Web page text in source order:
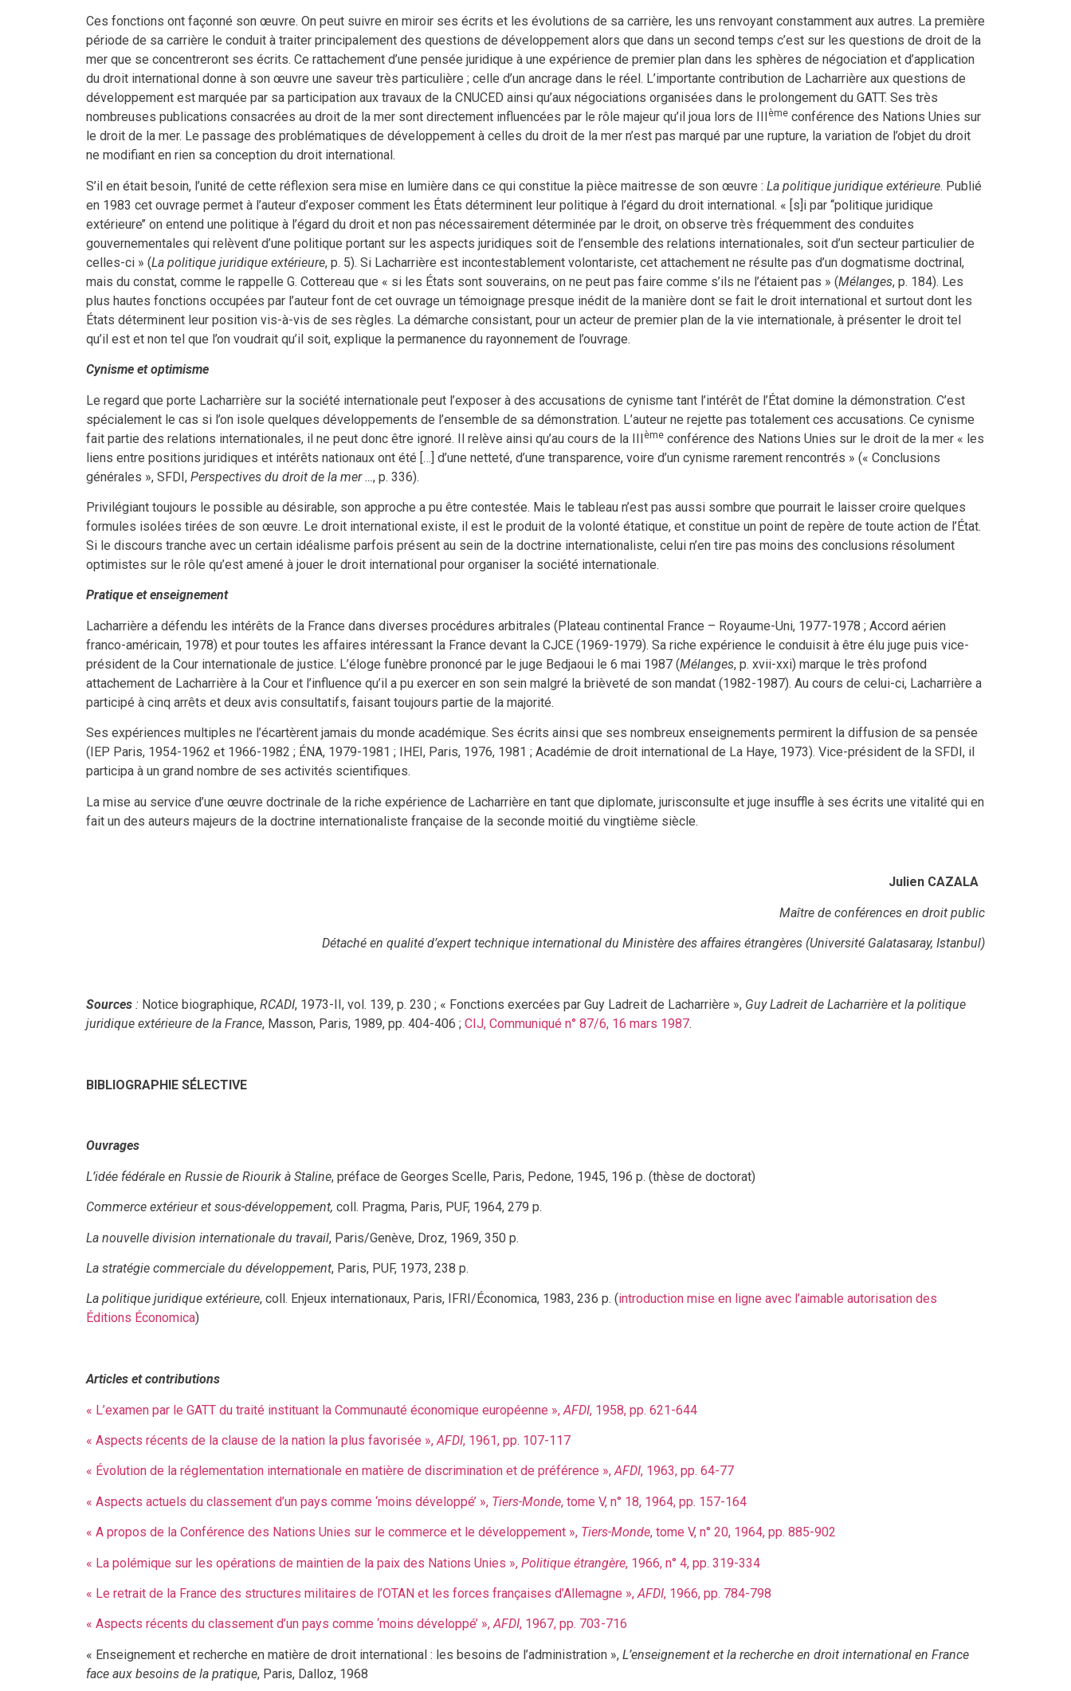
Ces fonctions ont façonné son œuvre. On peut suivre en miroir ses écrits et les évolutions de sa carrière, les uns renvoyant constamment aux autres. La première
période de sa carrière le conduit à traiter principalement des questions de développement alors que dans un second temps c’est sur les questions de droit de la
mer que se concentreront ses écrits. Ce rattachement d’une pensée juridique à une expérience de premier plan dans les sphères de négociation et d’application
du droit international donne à son œuvre une saveur très particulière ; celle d’un ancrage dans le réel. L’importante contribution de Lacharrière aux questions de
développement est marquée par sa participation aux travaux de la CNUCED ainsi qu’aux négociations organisées dans le prolongement du GATT. Ses très
nombreuses publications consacrées au droit de la mer sont directement influencées par le rôle majeur qu’il joua lors de III
èmeconférence des Nations Unies sur
le droit de la mer. Le passage des problématiques de développement à celles du droit de la mer n’est pas marqué par une rupture, la variation de l’objet du droit
ne modifiant en rien sa conception du droit international.
S’il en était besoin, l’unité de cette réflexion sera mise en lumière dans ce qui constitue la pièce maitresse de son œuvre : La politique juridique extérieure. Publié
en 1983 cet ouvrage permet à l’auteur d’exposer comment les États déterminent leur politique à l’égard du droit international. « [s]i par ‘‘politique juridique
extérieure’’ on entend une politique à l’égard du droit et non pas nécessairement déterminée par le droit, on observe très fréquemment des conduites
gouvernementales qui relèvent d’une politique portant sur les aspects juridiques soit de l’ensemble des relations internationales, soit d’un secteur particulier de
celles-ci » (La politique juridique extérieure, p. 5). Si Lacharrière est incontestablement volontariste, cet attachement ne résulte pas d’un dogmatisme doctrinal,
mais du constat, comme le rappelle G. Cottereau que « si les États sont souverains, on ne peut pas faire comme s’ils ne l’étaient pas » (Mélanges, p. 184). Les
plus hautes fonctions occupées par l’auteur font de cet ouvrage un témoignage presque inédit de la manière dont se fait le droit international et surtout dont les
États déterminent leur position vis-à-vis de ses règles. La démarche consistant, pour un acteur de premier plan de la vie internationale, à présenter le droit tel
qu’il est et non tel que l’on voudrait qu’il soit, explique la permanence du rayonnement de l’ouvrage.
Cynisme et optimisme
Le regard que porte Lacharrière sur la société internationale peut l’exposer à des accusations de cynisme tant l’intérêt de l’État domine la démonstration. C’est
spécialement le cas si l’on isole quelques développements de l’ensemble de sa démonstration. L’auteur ne rejette pas totalement ces accusations. Ce cynisme
fait partie des relations internationales, il ne peut donc être ignoré. Il relève ainsi qu’au cours de la IIIèmeconférence des Nations Unies sur le droit de la mer « les
liens entre positions juridiques et intérêts nationaux ont été […] d’une netteté, d’une transparence, voire d’un cynisme rarement rencontrés » (« Conclusions
générales », SFDI, Perspectives du droit de la mer …, p. 336).
Privilégiant toujours le possible au désirable, son approche a pu être contestée. Mais le tableau n’est pas aussi sombre que pourrait le laisser croire quelques
formules isolées tirées de son œuvre. Le droit international existe, il est le produit de la volonté étatique, et constitue un point de repère de toute action de l’État.
Si le discours tranche avec un certain idéalisme parfois présent au sein de la doctrine internationaliste, celui n’en tire pas moins des conclusions résolument
optimistes sur le rôle qu’est amené à jouer le droit international pour organiser la société internationale.
Pratique et enseignement
Lacharrière a défendu les intérêts de la France dans diverses procédures arbitrales (Plateau continental France – Royaume-Uni, 1977-1978 ; Accord aérien
franco-américain, 1978) et pour toutes les affaires intéressant la France devant la CJCE (1969-1979). Sa riche expérience le conduisit à être élu juge puis vice-
président de la Cour internationale de justice. L’éloge funèbre prononcé par le juge Bedjaoui le 6 mai 1987 (Mélanges, p. xvii-xxi) marque le très profond
attachement de Lacharrière à la Cour et l’influence qu’il a pu exercer en son sein malgré la brièveté de son mandat (1982-1987). Au cours de celui-ci, Lacharrière a
participé à cinq arrêts et deux avis consultatifs, faisant toujours partie de la majorité.
Ses expériences multiples ne l’écartèrent jamais du monde académique. Ses écrits ainsi que ses nombreux enseignements permirent la diffusion de sa pensée
(IEP Paris, 1954-1962 et 1966-1982 ; ÉNA, 1979-1981 ; IHEI, Paris, 1976, 1981 ; Académie de droit international de La Haye, 1973). Vice-président de la SFDI, il
participa à un grand nombre de ses activités scientifiques.
La mise au service d’une œuvre doctrinale de la riche expérience de Lacharrière en tant que diplomate, jurisconsulte et juge insuffle à ses écrits une vitalité qui en
fait un des auteurs majeurs de la doctrine internationaliste française de la seconde moitié du vingtième siècle.
Julien CAZALA
Maître de conférences en droit public
Détaché en qualité d’expert technique international du Ministère des affaires étrangères (Université Galatasaray, Istanbul)
Sources:Notice biographique, RCADI, 1973-II, vol. 139, p. 230 ; « Fonctions exercées par Guy Ladreit de Lacharrière », Guy Ladreit de Lacharrière et la politique
juridique extérieure de la France, Masson, Paris, 1989, pp. 404-406 ; CIJ, Communiqué n° 87/6, 16 mars 1987.
BIBLIOGRAPHIE SÉLECTIVE
Ouvrages
L’idée fédérale en Russie de Riourik à Staline, préface de Georges Scelle, Paris, Pedone, 1945, 196 p. (thèse de doctorat)
Commerce extérieur et sous-développement, coll. Pragma, Paris, PUF, 1964, 279 p.
La nouvelle division internationale du travail, Paris/Genève, Droz, 1969, 350 p.
La stratégie commerciale du développement, Paris, PUF, 1973, 238 p.
La politique juridique extérieure, coll. Enjeux internationaux, Paris, IFRI/Économica, 1983, 236 p. (introduction mise en ligne avec l’aimable autorisation des
Éditions Économica)
Articles et contributions
« L’examen par le GATT du traité instituant la Communauté économique européenne », AFDI, 1958, pp. 621-644
« Aspects récents de la clause de la nation la plus favorisée »,AFDI, 1961, pp. 107-117
« Évolution de la réglementation internationale en matière de discrimination et de préférence »,AFDI, 1963, pp. 64-77
« Aspects actuels du classement d’un pays comme ‘moins développé’ », Tiers-Monde, tome V, n° 18, 1964, pp. 157-164
« A propos de la Conférence des Nations Unies sur le commerce et le développement », Tiers-Monde, tome V, n° 20, 1964, pp. 885-902
« La polémique sur les opérations de maintien de la paix des Nations Unies », Politique étrangère, 1966, n° 4, pp. 319-334
« Le retrait de la France des structures militaires de l’OTAN et les forces françaises d’Allemagne »,AFDI, 1966, pp. 784-798
« Aspects récents du classement d’un pays comme ‘moins développé’ »,AFDI, 1967, pp. 703-716
« Enseignement et recherche en matière de droit international : les besoins de l’administration », L’enseignement et la recherche en droit international en France
face aux besoins de la pratique, Paris, Dalloz, 1968